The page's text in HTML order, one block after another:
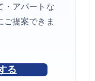
・アパートな
ご提案できま
る